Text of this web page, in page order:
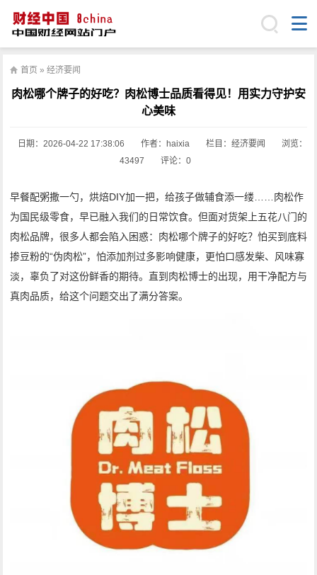
首页 » 经济要闻
肉松哪个牌子的好吃？肉松博士品质看得见！用实力守护安
心美味
日期： 2026-04-22 17:38:06 作者：haixia 栏目： 经济要闻
浏览：
43497
评论：0
早餐配粥撒一勺，烘焙DIY加一把，给孩子做辅食添一缕……肉松作
为国民级零食，早已融入我们的日常饮食。但面对货架上五花八门的
肉松品牌，很多人都会陷入困惑：肉松哪个牌子的好吃？怕买到底料
掺豆粉的“伪肉松”，怕添加剂过多影响健康，更怕口感发柴、风味寡
淡，辜负了对这份鲜香的期待。直到肉松博士的出现，用干净配方与
真肉品质，给这个问题交出了满分答案。